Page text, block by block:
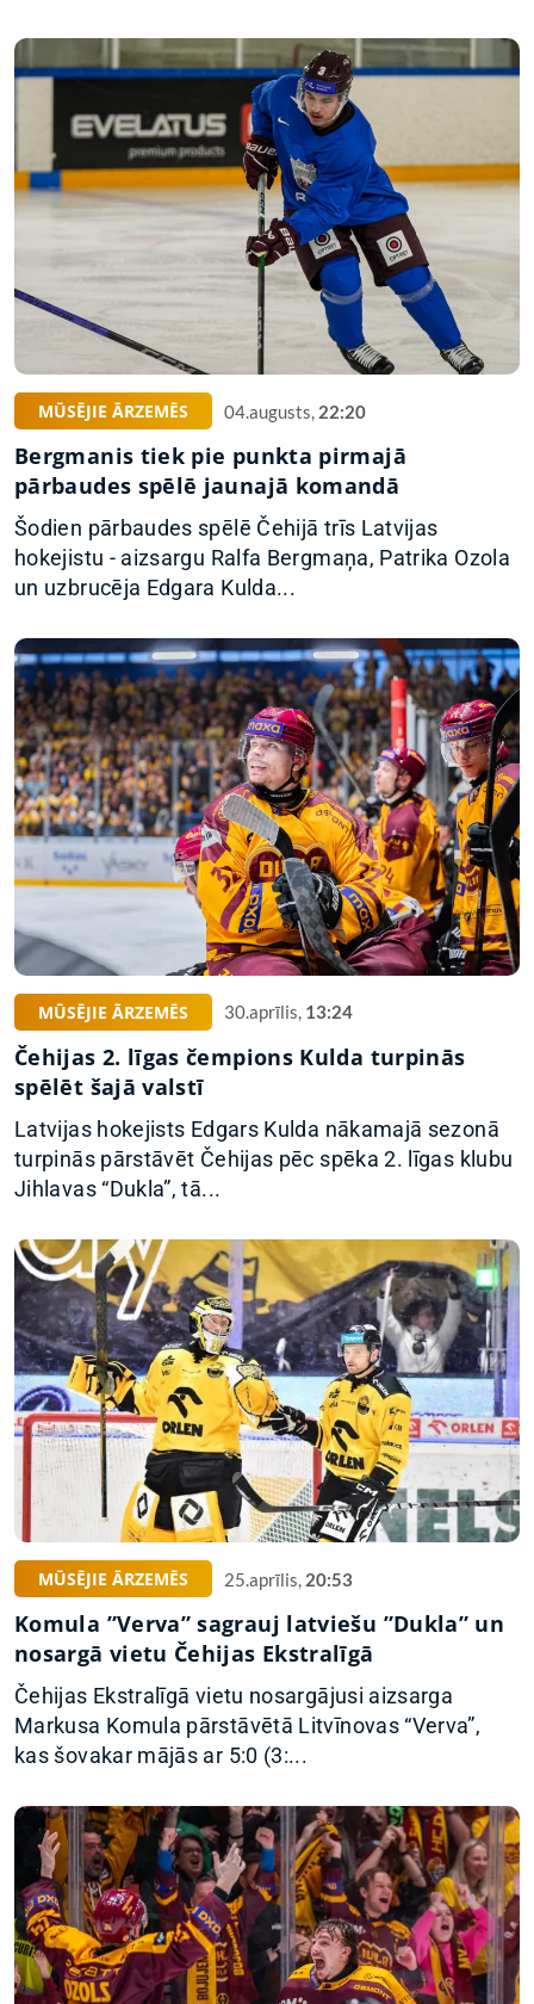
MŪSĒJIE ĀRZEMĒS 04.augusts, 22:20
Bergmanis tiek pie punkta pirmajā
pārbaudes spēlē jaunajā komandā
Šodien pārbaudes spēlē Čehijā trīs Latvijas
hokejistu - aizsargu Ralfa Bergmaņa, Patrika Ozola
un uzbrucēja Edgara Kulda...
MŪSĒJIE ĀRZEMĒS 30.aprīlis, 13:24
Čehijas 2. līgas čempions Kulda turpinās
spēlēt šajā valstī
Latvijas hokejists Edgars Kulda nākamajā sezonā
turpinās pārstāvēt Čehijas pēc spēka 2. līgas klubu
Jihlavas “Dukla”, tā...
MŪSĒJIE ĀRZEMĒS 25.aprīlis, 20:53
Komula ”Verva” sagrauj latviešu ”Dukla” un
nosargā vietu Čehijas Ekstralīgā
Čehijas Ekstralīgā vietu nosargājusi aizsarga
Markusa Komula pārstāvētā Litvīnovas “Verva”,
kas šovakar mājās ar 5:0 (3:...